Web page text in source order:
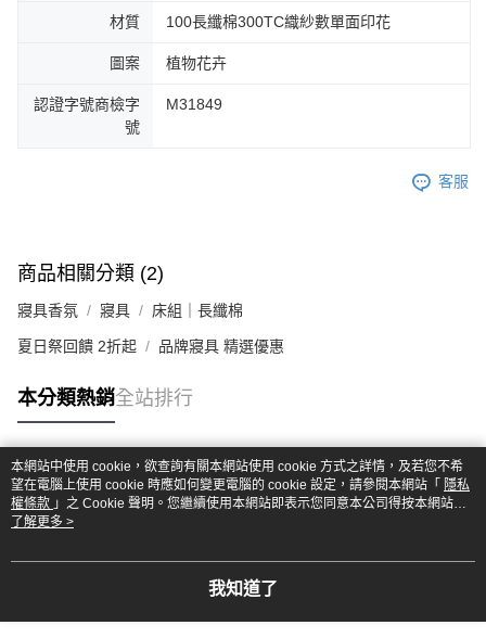
材質 100長纖棉300TC織紗數單面印花
圖案 植物花卉
認證字號商檢字
號
M31849
客服
商品相關分類 (2)
寢具香氛 寢具 床組｜長纖棉
夏日祭回饋 2折起 品牌寢具 精選優惠
本分類熱銷全站排行
熱門標籤
本網站中使用 cookie，欲查詢有關本網站使用 cookie 方式之詳情，及若您不希
望在電腦上使用 cookie 時應如何變更電腦的 cookie 設定，請參閱本網站「 隱私
權條款 」之 Cookie 聲明。您繼續使用本網站即表示您同意本公司得按本網站使
用條款之 Cookie 聲明使用 cookie。
了解更多 >
我知道了